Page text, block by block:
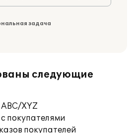
задача
следующие
XYZ
покупателями
покупателей